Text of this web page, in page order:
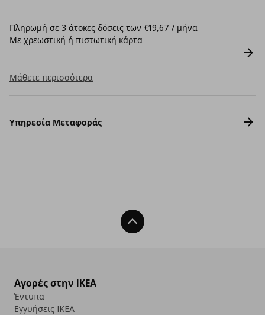
Πληρωμή σε 3 άτοκες δόσεις των €19,67 / μήνα
Με χρεωστική ή πιστωτική κάρτα
Μάθετε περισσότερα
Υπηρεσία Μεταφοράς
Back To Top
Αγορές στην IKEA
Έντυπα
Εγγυήσεις IKEA